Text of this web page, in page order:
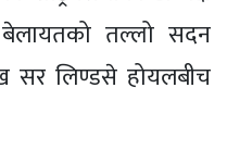
बेलायतको तल्लो सदन
लिण्डसे होयलबीच